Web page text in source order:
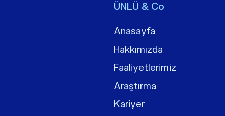
ÜNLÜ & Co
Anasayfa
Hakkımızda
Faaliyetlerimiz
Araştırma
Kariyer